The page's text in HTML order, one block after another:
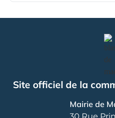
Site officiel de la
Mairie de
30 Rue